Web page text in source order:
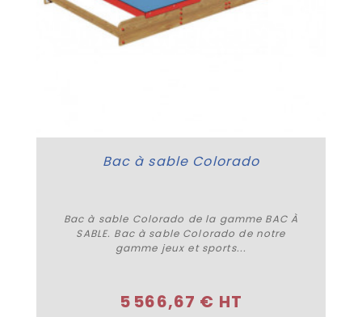
Bac à sable Colorado
Bac à sable Colorado de la gamme BAC À
SABLE. Bac à sable Colorado de notre
gamme jeux et sports...
5 566,67 € HT